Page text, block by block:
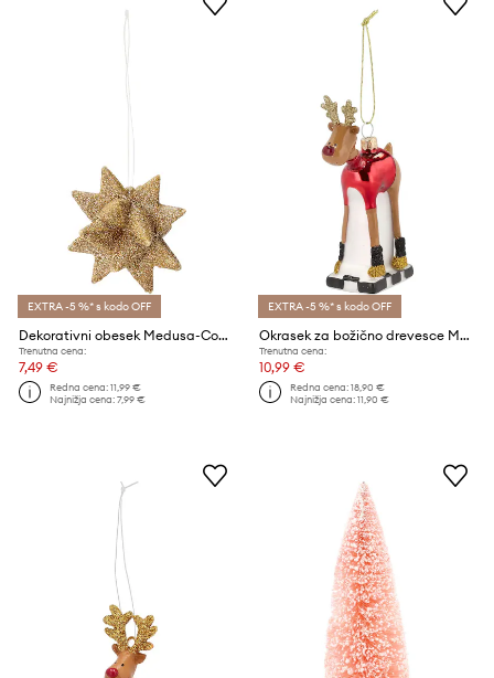
EXTRA -5 %* s kodo OFF
Dekorativni obesek Medusa-Copenhagen Star Gold
Trenutna cena:
7,49 €
Redna cena:11,99 €
Najnižja cena:7,99 €
EXTRA -5 %* s kodo OFF
Okrasek za božično drevesce Medusa-Copenhagen Rudolf
Trenutna cena:
10,99 €
Redna cena:18,90 €
Najnižja cena:11,90 €